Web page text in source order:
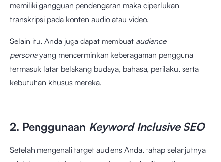
memiliki gangguan pendengaran maka diperlukan
transkripsi pada konten audio atau video.
Selain itu, Anda juga dapat membuat audience
personayang mencerminkan keberagaman pengguna
termasuk latar belakang budaya, bahasa, perilaku, serta
kebutuhan khusus mereka.
2. Penggunaan Keyword Inclusive SEO
Setelah mengenali target audiens Anda, tahap selanjutnya